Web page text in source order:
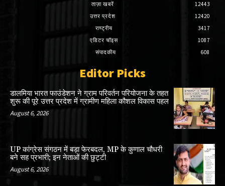
ताज़ा खबरें
12443
उत्तर प्रदेश
12420
राष्ट्रीय
3417
एडिटर चॉइस
1087
संपादकीय
608
Editor Picks
डालमिया भारत फाउंडेशन ने ग्राम परिवर्तन परियोजना के तहत
शुरू की पूरे उत्तर प्रदेश में ग्रामीण महिला कौशल विकास पहल
August 6, 2026
UP कांग्रेस संगठन में बड़ा फेरबदल, MP के कुणाल चौधरी
बने सह प्रभारी; इन नेताओं की छुट्टी
August 6, 2026